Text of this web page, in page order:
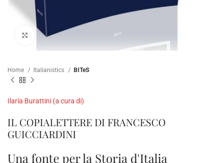
Click to enlarge
Home Italianistics BITeS
Ilaria Burattini (a cura di)
IL COPIALETTERE DI FRANCESCO
GUICCIARDINI
Una fonte per la Storia d'Italia